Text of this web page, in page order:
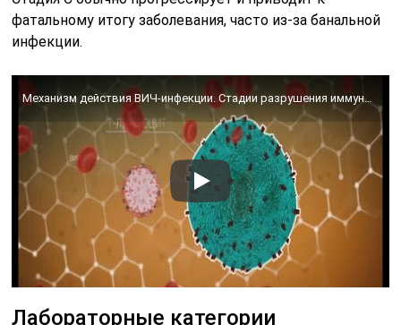
фатальному итогу заболевания, часто из-за банальной
инфекции.
Механизм действия ВИЧ-инфекции. Стадии разрушения иммунной системы
Лабораторные категории